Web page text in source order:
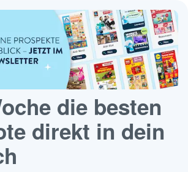
die besten
direkt in dein